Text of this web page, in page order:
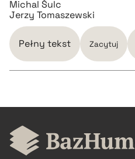
Michal Šulc
Jerzy Tomaszewski
Pełny tekst Zacytuj
CZYSTY TEKST
pobierz cytat